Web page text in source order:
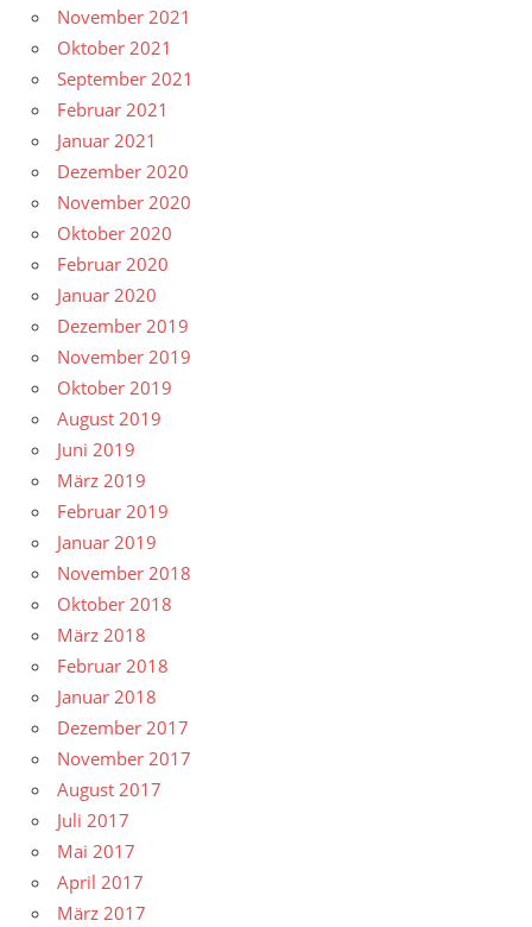
November 2021
Oktober 2021
September 2021
Februar 2021
Januar 2021
Dezember 2020
November 2020
Oktober 2020
Februar 2020
Januar 2020
Dezember 2019
November 2019
Oktober 2019
August 2019
Juni 2019
März 2019
Februar 2019
Januar 2019
November 2018
Oktober 2018
März 2018
Februar 2018
Januar 2018
Dezember 2017
November 2017
August 2017
Juli 2017
Mai 2017
April 2017
März 2017